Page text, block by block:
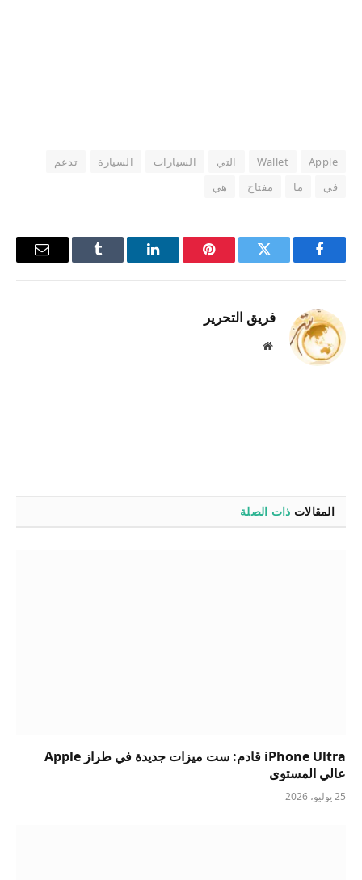
Apple
Wallet التي السيارات السيارة
تدعم
في
ما مفتاح هي
فيسبوك تويتر بينتيريستلينكدإن Tumblr
البريد
فريق التحرير
موقع
المقالات ذات الصلة
iPhone Ultra قادم: ست ميزات جديدة في طراز Apple
عالي المستوى
25 يوليو، 2026